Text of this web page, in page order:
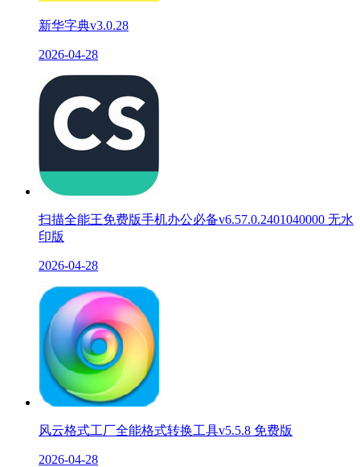
新华字典v3.0.28
2026-04-28
扫描全能王免费版手机办公必备v6.57.0.2401040000 无水
印版
2026-04-28
风云格式工厂全能格式转换工具v5.5.8 免费版
2026-04-28